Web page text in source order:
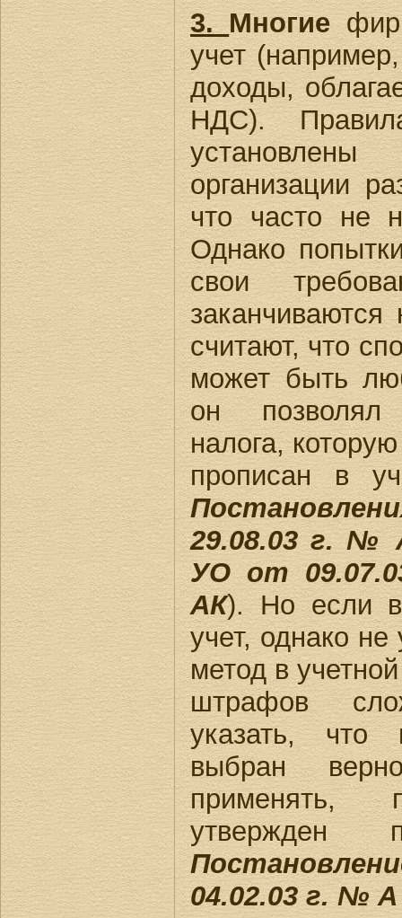
3.Многие
учет
доходы,
НДС).
организации
что часто не
Однако
свои
считают, что
может быть
он позволял
налога,
прописан в
29.08.03 г. №
УО от
АК). Но если
учет, однако
метод в
штрафов
указать,
выбран
применять,
утвержден
04.02.03 г. № А